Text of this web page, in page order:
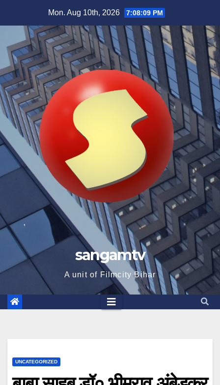
content
Mon. Aug 10th, 2026 7:08:10 PM
sangamtv
A unit of Filmcity Bihar
UNCATEGORIZED